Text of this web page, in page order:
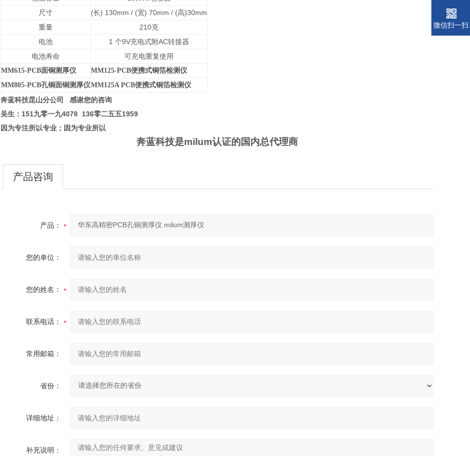
尺寸
(长) 130mm / (宽) 70mm / (高)30mm
重量
210克
电池
1 个9V充电式附AC转接器
电池寿命
可充电重复使用
MM615-PCB面铜测厚仪 MM125-PCB便携式铜箔检测仪
MM805-PCB孔铜面铜测厚仪MM125A PCB便携式铜箔检测仪
奔蓝科技昆山分公司 感谢您的咨询
吴生：151九零一九4078 136零二五五1959
因为专注所以专业 ； 因为专业所以
奔蓝科技是milum认证的国内总代理商
产品咨询
产品：
您的单位：
您的姓名：
联系电话：
常用邮箱：
省份：
详细地址：
补充说明：
微信扫一扫